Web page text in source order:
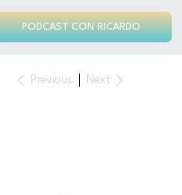
PODCAST CON RICARDO
Previous Next